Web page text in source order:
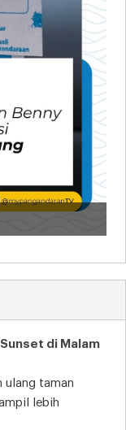
di Malam
ulang taman
lebih